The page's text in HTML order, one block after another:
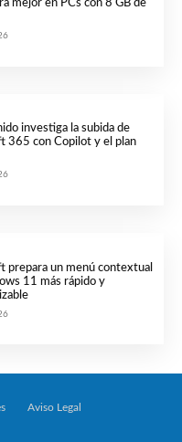
mejor en PCs con 8 GB de
investiga la subida de
365 con Copilot y el plan
prepara un menú contextual
11 más rápido y
Aviso Legal